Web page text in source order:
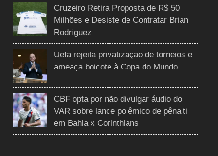
Cruzeiro Retira Proposta de R$ 50
Milhões e Desiste de Contratar Brian
Rodríguez
Uefa rejeita privatização de torneios e
ameaça boicote à Copa do Mundo
CBF opta por não divulgar áudio do
VAR sobre lance polêmico de pênalti
em Bahia x Corinthians